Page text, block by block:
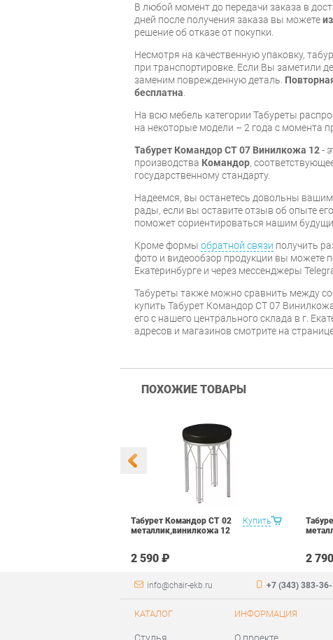
В любой момент до передачи заказа в
дней после получения заказа вы можете
решение об отказе от покупки.
Несмотря на качественную упаковку,
при транспортировке. Если Вы заметили
заменим поврежденную деталь.
бесплатна
На всю мебель категории Табуреты
на некоторые модели – 2 года с момента
Табурет Командор СТ 07 Винилкожа 12-
производства Командор,
государственному стандарту.
Надеемся, вы останетесь довольны
рады, если вы оставите отзыв об опыте
поможет сориентироваться нашим
Кроме формы обратной связи получить
фото и видеообзор продукции вы можете
Екатеринбурге и через мессенджеры
Табуреты также можно сравнить между
купить Табурет Командор СТ 07
его с нашего центрального склада в г.
адресов и магазинов смотрите на
ПОХОЖИЕ ТОВАРЫ
Купить
Табурет Командор CТ 02
металлик,винилкожа 12
2 590 ₽ 2
info@chair-ekb.ru +7 (343) 383-
КАТАЛОГ
Стулья
ИНФОРМАЦИЯ
О проекте